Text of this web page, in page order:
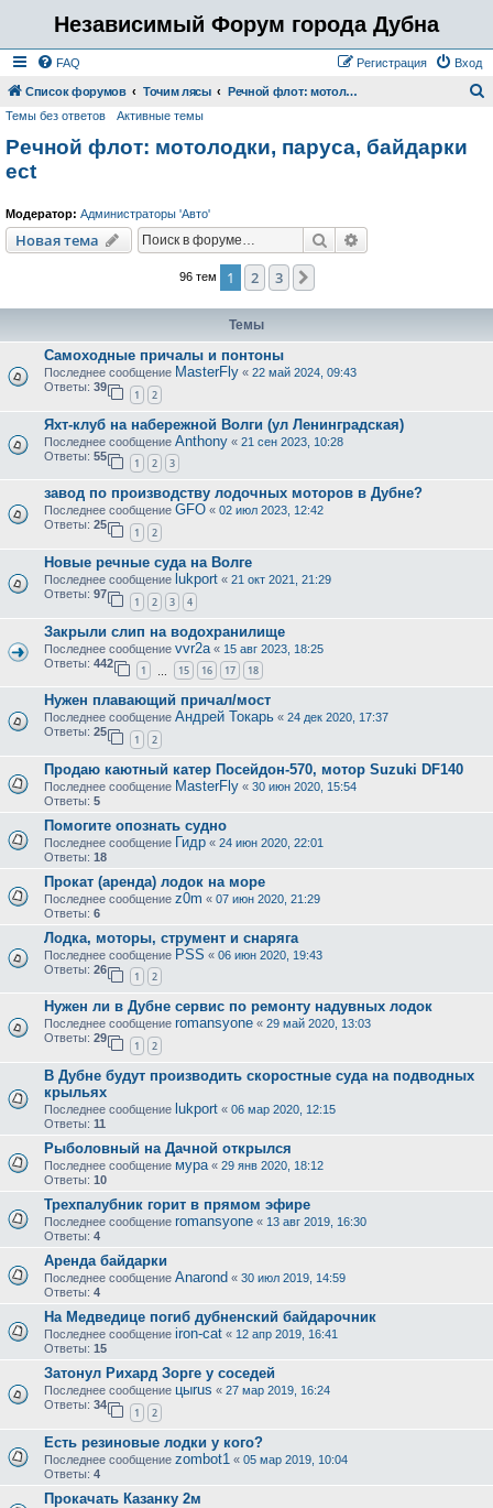
Независимый Форум города Дубна
FAQ Вход
Регистрация
Список форумов Точим лясы Речной флот: мотолодки, паруса, байдарки ect
Темы без ответов Активные темы
Речной флот: мотолодки, паруса, байдарки
ect
Модератор: Администраторы 'Авто'
Новая тема Поиск
96 тем 1 2 3
Темы
Самоходные причалы и понтоны
Последнее сообщение MasterFly « 22 май 2024, 09:43
Ответы: 39
1 2
Яхт-клуб на набережной Волги (ул Ленинградская)
Последнее сообщение Anthony « 21 сен 2023, 10:28
Ответы: 55
1 2 3
завод по производству лодочных моторов в Дубне?
Последнее сообщение GFO « 02 июл 2023, 12:42
Ответы: 25
1 2
Новые речные суда на Волге
Последнее сообщение lukport « 21 окт 2021, 21:29
Ответы: 97
1 2 3 4
Закрыли слип на водохранилище
Последнее сообщение vvr2a « 15 авг 2023, 18:25
Ответы: 442
1 15 16 17 18
Нужен плавающий причал/мост
Последнее сообщение Андрей Токарь « 24 дек 2020, 17:37
Ответы: 25
1 2
Продаю каютный катер Посейдон-570, мотор Suzuki DF140
Последнее сообщение MasterFly « 30 июн 2020, 15:54
Ответы: 5
Помогите опознать судно
Последнее сообщение Гидр « 24 июн 2020, 22:01
Ответы: 18
Прокат (аренда) лодок на море
Последнее сообщение z0m « 07 июн 2020, 21:29
Ответы: 6
Лодка, моторы, струмент и снаряга
Последнее сообщение PSS « 06 июн 2020, 19:43
Ответы: 26
1 2
Нужен ли в Дубне сервис по ремонту надувных лодок
Последнее сообщение romansyone « 29 май 2020, 13:03
Ответы: 29
1 2
В Дубне будут производить скоростные суда на подводных
крыльях
Последнее сообщение lukport « 06 мар 2020, 12:15
Ответы: 11
Рыболовный на Дачной открылся
Последнее сообщение мура « 29 янв 2020, 18:12
Ответы: 10
Трехпалубник горит в прямом эфире
Последнее сообщение romansyone « 13 авг 2019, 16:30
Ответы: 4
Аренда байдарки
Последнее сообщение Anarond « 30 июл 2019, 14:59
Ответы: 4
На Медведице погиб дубненский байдарочник
Последнее сообщение iron-cat « 12 апр 2019, 16:41
Ответы: 15
Затонул Рихард Зорге у соседей
Последнее сообщение цыrus « 27 мар 2019, 16:24
Ответы: 34
1 2
Есть резиновые лодки у кого?
Последнее сообщение zombot1 « 05 мар 2019, 10:04
Ответы: 4
Прокачать Казанку 2м